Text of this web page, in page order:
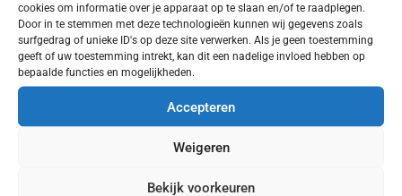
cookies om informatie over je apparaat op te slaan en/of te raadplegen.
Door in te stemmen met deze technologieën kunnen wij gegevens zoals
surfgedrag of unieke ID's op deze site verwerken. Als je geen toestemming
geeft of uw toestemming intrekt, kan dit een nadelige invloed hebben op
bepaalde functies en mogelijkheden.
Accepteren
Weigeren
Bekijk voorkeuren
Wasstraat Producten